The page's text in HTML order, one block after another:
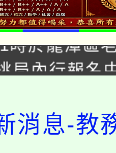
8/29、30
!
時於龍潭區
局內行報名
市運動會8/
泳池舉行。
入戶享有免
消息-教